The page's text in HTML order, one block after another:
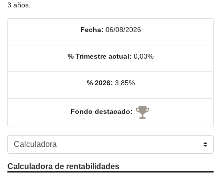
3 años.
Fecha: 06/08/2026
% Trimestre actual: 0,03%
% 2026: 3,85%
Fondo destacado:
Calculadora de rentabilidades